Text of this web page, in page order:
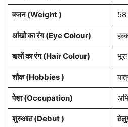
वजन (Weight ) 58
आंखो का रंग (Eye Colour)
बालों का रंग (Hair Colour) भूरा
शौक (Hobbies )
पेशा(Occupation)
शुरुआत (Debut )